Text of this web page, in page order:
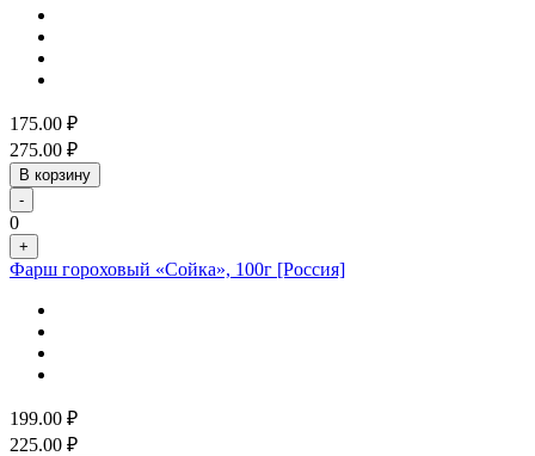
175.00 ₽
275.00 ₽
В корзину
-
0
+
Фарш гороховый «Сойка», 100г [Россия]
199.00 ₽
225.00 ₽